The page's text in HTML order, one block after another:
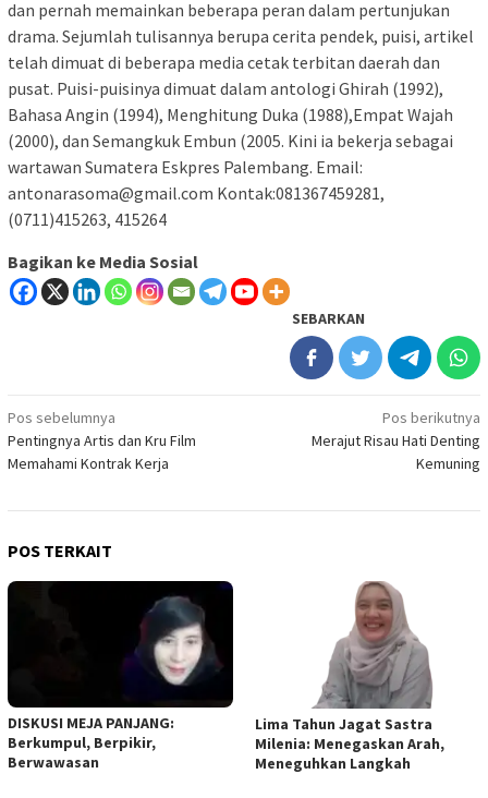
dan pernah memainkan beberapa peran dalam pertunjukan
drama. Sejumlah tulisannya berupa cerita pendek, puisi, artikel
telah dimuat di beberapa media cetak terbitan daerah dan
pusat. Puisi-puisinya dimuat dalam antologi Ghirah (1992),
Bahasa Angin (1994), Menghitung Duka (1988),Empat Wajah
(2000), dan Semangkuk Embun (2005. Kini ia bekerja sebagai
wartawan Sumatera Eskpres Palembang. Email:
antonarasoma@gmail.com Kontak:081367459281,
(0711)415263, 415264
Bagikan ke Media Sosial
SEBARKAN
Navigasi
pos
Pos sebelumnya
Pentingnya Artis dan Kru Film
Memahami Kontrak Kerja
Pos berikutnya
Merajut Risau Hati Denting
Kemuning
POS TERKAIT
DISKUSI MEJA PANJANG:
Berkumpul, Berpikir,
Berwawasan
Lima Tahun Jagat Sastra
Milenia: Menegaskan Arah,
Meneguhkan Langkah